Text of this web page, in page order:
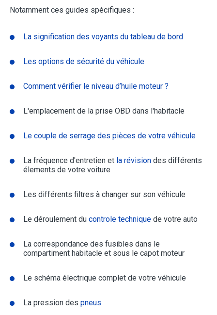
Notamment ces guides spécifiques :
La signification des voyants du tableau de bord
Les options de sécurité du véhicule
Comment vérifier le niveau d’huile moteur ?
L'emplacement de la prise OBD dans l'habitacle
Le couple de serrage des pièces de votre véhicule
La fréquence d'entretien et la révision des différents
élements de votre voiture
Les différents filtres à changer sur son véhicule
Le déroulement du controle technique de votre auto
La correspondance des fusibles dans le
compartiment habitacle et sous le capot moteur
Le schéma électrique complet de votre véhicule
La pression des pneus